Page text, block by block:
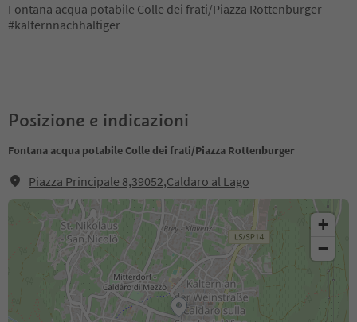
Fontana acqua potabile Colle dei frati/Piazza Rottenburger
#kalternnachhaltiger
Posizione e indicazioni
Fontana acqua potabile Colle dei frati/Piazza Rottenburger
Piazza Principale 8,39052,Caldaro al Lago
+
−